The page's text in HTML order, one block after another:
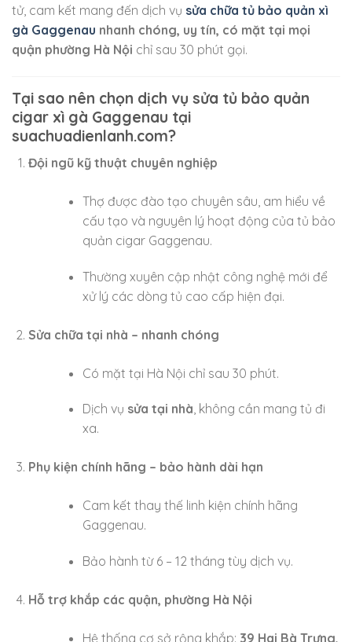
tử, cam kết mang đến dịch vụ sửa chữa tủ bảo quản xì
gà Gaggenau nhanh chóng, uy tín, có mặt tại mọi
quận phường Hà Nội chỉ sau 30 phút gọi.
Tại sao nên chọn dịch vụ sửa tủ bảo quản
cigar xì gà Gaggenau tại
suachuadienlanh.com?
Đội ngũ kỹ thuật chuyên nghiệp
Thợ được đào tạo chuyên sâu, am hiểu về
cấu tạo và nguyên lý hoạt động của tủ bảo
quản cigar Gaggenau.
Thường xuyên cập nhật công nghệ mới để
xử lý các dòng tủ cao cấp hiện đại.
Sửa chữa tại nhà – nhanh chóng
Có mặt tại Hà Nội chỉ sau 30 phút.
Dịch vụ sửa tại nhà, không cần mang tủ đi
xa.
Phụ kiện chính hãng – bảo hành dài hạn
Cam kết thay thế linh kiện chính hãng
Gaggenau.
Bảo hành từ 6 – 12 tháng tùy dịch vụ.
Hỗ trợ khắp các quận, phường Hà Nội
Hệ thống cơ sở rộng khắp: 39 Hai Bà Trưng,